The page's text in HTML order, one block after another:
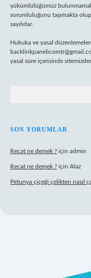
yükümlülüğümüz
sorumluluğunu taşımakta
sayılırlar.
Hukuka ve yasal
yasal süre içerisinde
SON YORUMLAR
Recat ne demek ? için admin
Recat ne demek ? için Alaz
Petunya çiçeği çelikten nasıl